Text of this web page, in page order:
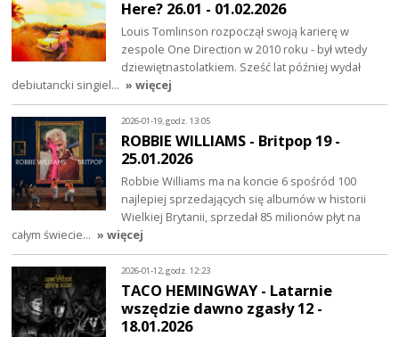
Here? 26.01 - 01.02.2026
Louis Tomlinson rozpoczął swoją karierę w
zespole One Direction w 2010 roku - był wtedy
dziewiętnastolatkiem. Sześć lat później wydał
debiutancki singiel… » więcej
2026-01-19, godz. 13:05
ROBBIE WILLIAMS - Britpop 19 -
25.01.2026
Robbie Williams ma na koncie 6 spośród 100
najlepiej sprzedających się albumów w historii
Wielkiej Brytanii, sprzedał 85 milionów płyt na
całym świecie… » więcej
2026-01-12, godz. 12:23
TACO HEMINGWAY - Latarnie
wszędzie dawno zgasły 12 -
18.01.2026